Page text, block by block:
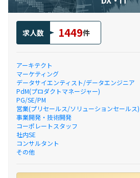
求人数 1449件
アーキテクト
マーケティング
データサイエンティスト/データエンジニア
PdM(プロダクトマネージャー)
PG/SE/PM
営業(プリセールス/ソリューションセールス)
事業開発・技術開発
コーポレートスタッフ
社内SE
コンサルタント
その他